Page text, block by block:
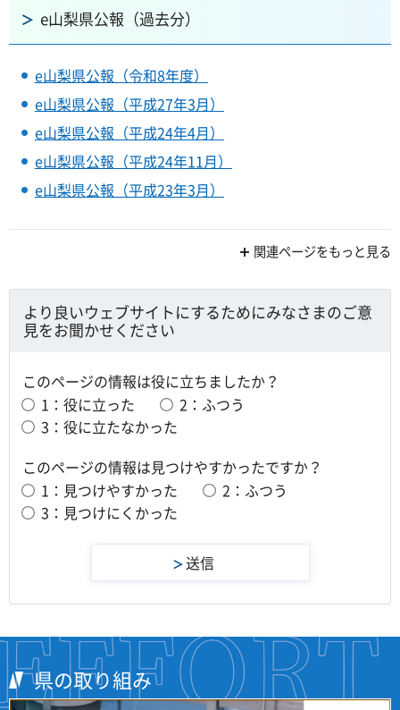
e山梨県公報（過去分）
e山梨県公報（令和8年度）
e山梨県公報（平成27年3月）
e山梨県公報（平成24年4月）
e山梨県公報（平成24年11月）
e山梨県公報（平成23年3月）
関連ページをもっと見る
より良いウェブサイトにするためにみなさまのご意
見をお聞かせください
このページの情報は役に立ちましたか？
1：役に立った
2：ふつう
3：役に立たなかった
このページの情報は見つけやすかったですか？
1：見つけやすかった
2：ふつう
3：見つけにくかった
県の取り組み